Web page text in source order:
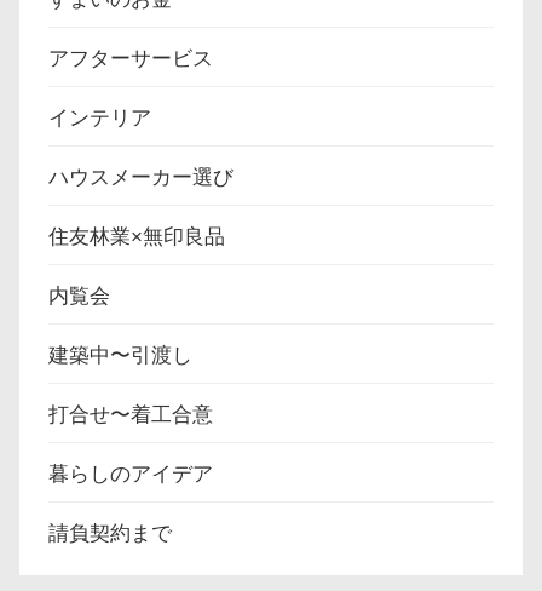
アフターサービス
インテリア
ハウスメーカー選び
住友林業×無印良品
内覧会
建築中〜引渡し
打合せ〜着工合意
暮らしのアイデア
請負契約まで